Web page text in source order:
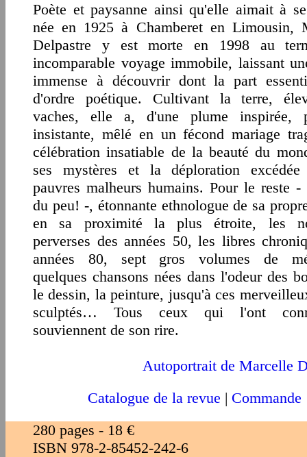
Poète et paysanne ainsi qu'elle aimait à
née en 1925 à Chamberet en Limousin,
Delpastre y est morte en 1998 au
incomparable voyage immobile, laissant
immense à découvrir dont la part
d'ordre poétique. Cultivant la terre,
vaches, elle a, d'une plume inspirée,
insistante, mêlé en un fécond mariage
célébration insatiable de la beauté du
ses mystères et la déploration
pauvres malheurs humains. Pour le reste -
du peu! -, étonnante ethnologue de sa
en sa proximité la plus étroite, les
perverses des années 50, les libres
années 80, sept gros volumes de
quelques chansons nées dans l'odeur des
le dessin, la peinture, jusqu'à ces
sculptés… Tous ceux qui l'ont
souviennent de son rire.
Autoportrait de Marcelle
Catalogue de la revue | Commande
280 pages - 18 €
ISBN 978-2-85452-242-6